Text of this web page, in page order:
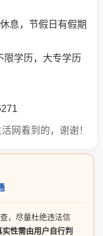
息，节假日有假期
限学历，大专学历
网看到的，谢谢！
，尽量杜绝违法信
实性需由用户自行判